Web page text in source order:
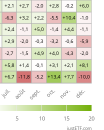
+6,7 -11,8 -5,2 +13,4 +7,7 -10,0
+5,8 +1,4 -0,1 +3,1 +2,1 +8,1
-2,7 -1,5 +4,9 +4,0 -4,3 -2,0
+2,9 -2,0 -0,3 -3,2 -0,6 -5,9
+2,4 -1,1 +5,0 -1,4 +4,4 -1,1
-6,3 +3,2 +2,2 -5,5 +10,4 -1,0
+2,1 +2,7 -2,0 +2,8 -0,2 +6,0
5 10 15 20
juil. août sept. oct. nov. déc.
justETF.com